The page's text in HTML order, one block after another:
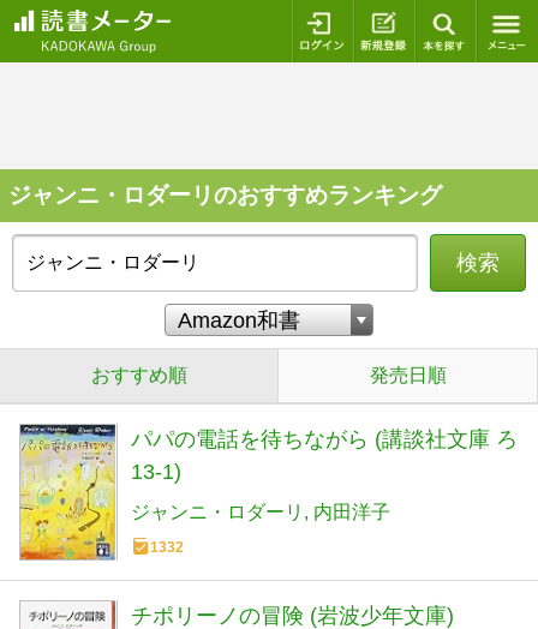
ログイン 新規登録
ジャンニ・ロダーリのおすすめランキング
検索
おすすめ順 発売日順
パパの電話を待ちながら (講談社文庫 ろ
13-1)
ジャンニ・ロダーリ 内田洋子
1332
チポリーノの冒険 (岩波少年文庫)